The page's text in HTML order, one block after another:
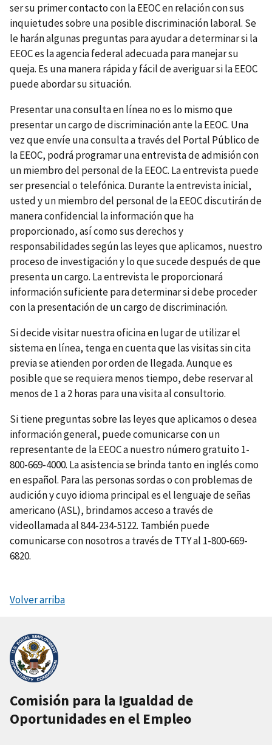
ser su primer contacto con la EEOC en relación con sus
inquietudes sobre una posible discriminación laboral. Se
le harán algunas preguntas para ayudar a determinar si la
EEOC es la agencia federal adecuada para manejar su
queja. Es una manera rápida y fácil de averiguar si la EEOC
puede abordar su situación.
Presentar una consulta en línea no es lo mismo que
presentar un cargo de discriminación ante la EEOC. Una
vez que envíe una consulta a través del Portal Público de
la EEOC, podrá programar una entrevista de admisión con
un miembro del personal de la EEOC. La entrevista puede
ser presencial o telefónica. Durante la entrevista inicial,
usted y un miembro del personal de la EEOC discutirán de
manera confidencial la información que ha
proporcionado, así como sus derechos y
responsabilidades según las leyes que aplicamos, nuestro
proceso de investigación y lo que sucede después de que
presenta un cargo. La entrevista le proporcionará
información suficiente para determinar si debe proceder
con la presentación de un cargo de discriminación.
Si decide visitar nuestra oficina en lugar de utilizar el
sistema en línea, tenga en cuenta que las visitas sin cita
previa se atienden por orden de llegada. Aunque es
posible que se requiera menos tiempo, debe reservar al
menos de 1 a 2 horas para una visita al consultorio.
Si tiene preguntas sobre las leyes que aplicamos o desea
información general, puede comunicarse con un
representante de la EEOC a nuestro número gratuito 1-
800-669-4000. La asistencia se brinda tanto en inglés como
en español. Para las personas sordas o con problemas de
audición y cuyo idioma principal es el lenguaje de señas
americano (ASL), brindamos acceso a través de
videollamada al 844-234-5122. También puede
comunicarse con nosotros a través de TTY al 1-800-669-
6820.
Volver arriba
Comisión para la Igualdad de
Oportunidades en el Empleo